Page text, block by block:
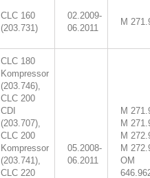
CLC 160
(203.731)
02.2009-
06.2011
M
CLC 180
Kompressor
(203.746),
CLC 200
CDI
(203.707),
CLC 200
Kompressor
(203.741),
CLC 220
05.2008-
06.2011
M
M
M
M
OM